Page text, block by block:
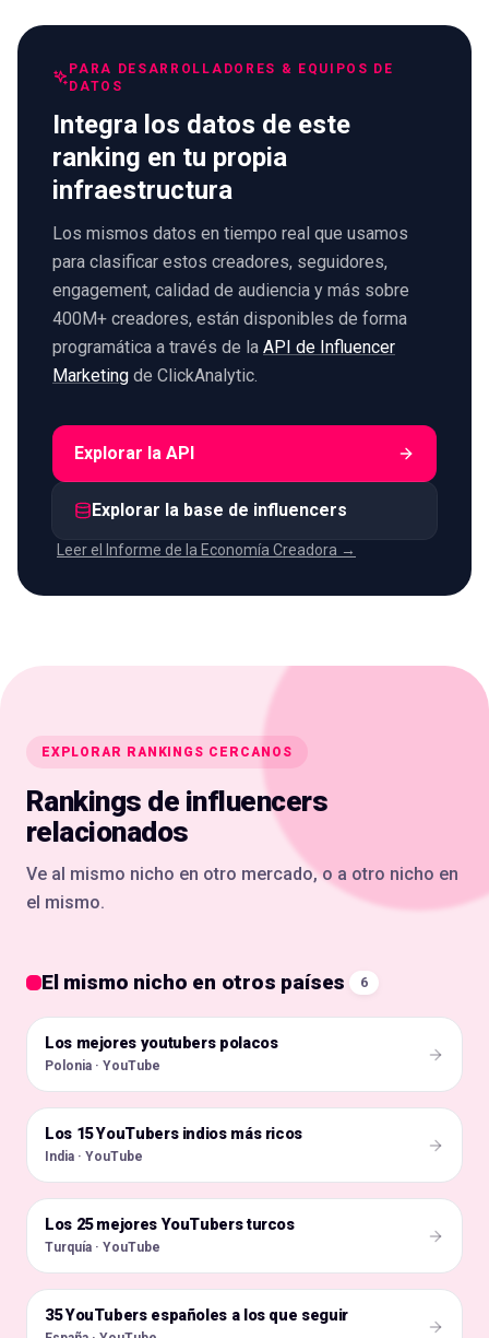
PARA DESARROLLADORES & EQUIPOS DE
DATOS
Integra los datos de este
ranking en tu propia
infraestructura
Los mismos datos en tiempo real que usamos
para clasificar estos creadores, seguidores,
engagement, calidad de audiencia y más sobre
400M+ creadores, están disponibles de forma
programática a través de la API de Influencer
Marketing de ClickAnalytic.
Explorar la API
Explorar la base de influencers
Leer el Informe de la Economía Creadora →
EXPLORAR RANKINGS CERCANOS
Rankings de influencers
relacionados
Ve al mismo nicho en otro mercado, o a otro nicho en
el mismo.
El mismo nicho en otros países 6
🇵🇱
Los mejores youtubers polacos
Polonia · YouTube
🇮🇳
Los 15 YouTubers indios más ricos
India · YouTube
🇹🇷
Los 25 mejores YouTubers turcos
Turquía · YouTube
🇪🇸
35 YouTubers españoles a los que seguir